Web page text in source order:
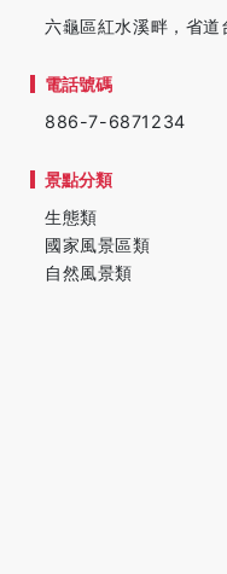
六龜區紅水溪畔，省
電話號碼
886-7-6871234
景點分類
生態類
國家風景區類
自然風景類